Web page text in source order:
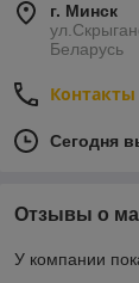
г. Минск
Беларусь
Контакты
Сегодня
Отзывы о
У компании